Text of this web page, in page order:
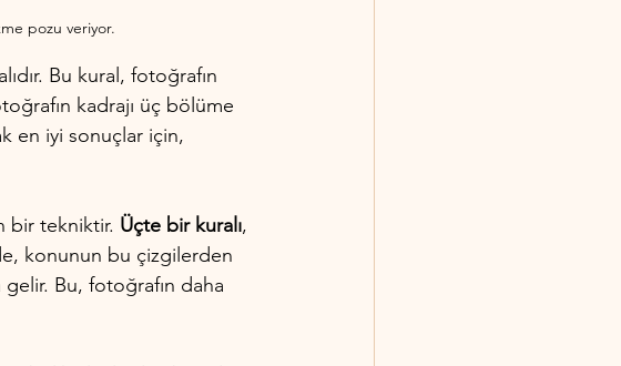
pozu veriyor.
Bu kural, fotoğrafın
kadrajı üç bölüme
en iyi sonuçlar için,
bir tekniktir. Üçte bir kuralı,
konunun bu çizgilerden
gelir. Bu, fotoğrafın daha